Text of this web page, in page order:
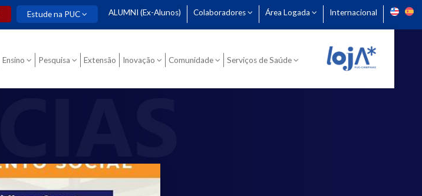
Estude na PUC ALUMNI (Ex-Alunos) Colaboradores Área Logada Internacional
Ensino Pesquisa Extensão Inovação Comunidade Serviços de Saúde